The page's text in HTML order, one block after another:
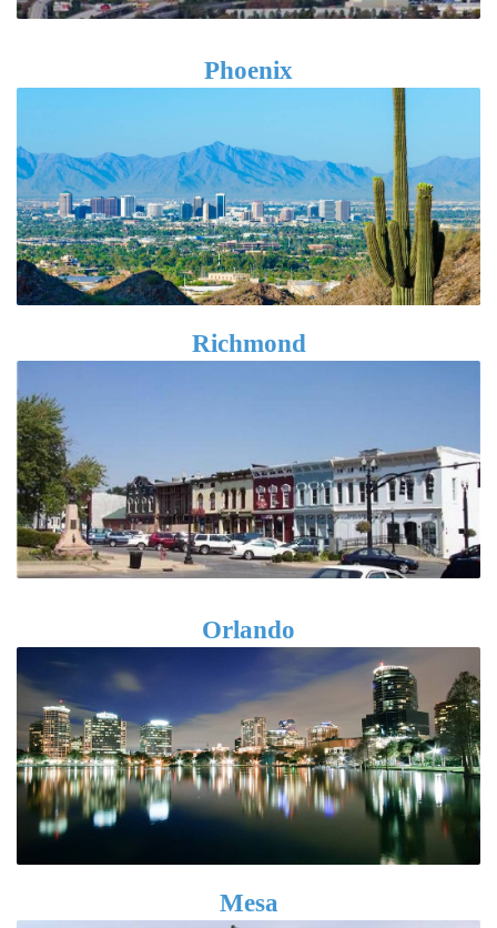
Phoenix
Richmond
Orlando
Mesa